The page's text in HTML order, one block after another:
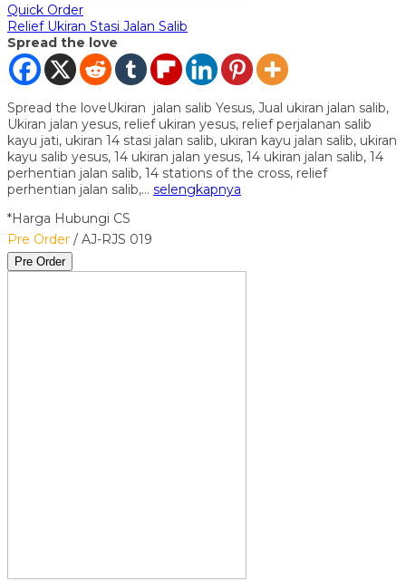
Quick Order
Relief Ukiran Stasi Jalan Salib
Spread the love
Spread the loveUkiran jalan salib Yesus, Jual ukiran jalan salib,
Ukiran jalan yesus, relief ukiran yesus, relief perjalanan salib
kayu jati, ukiran 14 stasi jalan salib, ukiran kayu jalan salib, ukiran
kayu salib yesus, 14 ukiran jalan yesus, 14 ukiran jalan salib, 14
perhentian jalan salib, 14 stations of the cross, relief
perhentian jalan salib,… selengkapnya
*Harga Hubungi CS
Pre Order / AJ-RJS 019
Pre Order